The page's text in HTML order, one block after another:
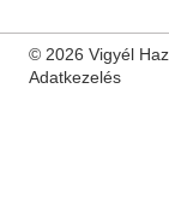
© 2026 Vigyél
Adatkezelés